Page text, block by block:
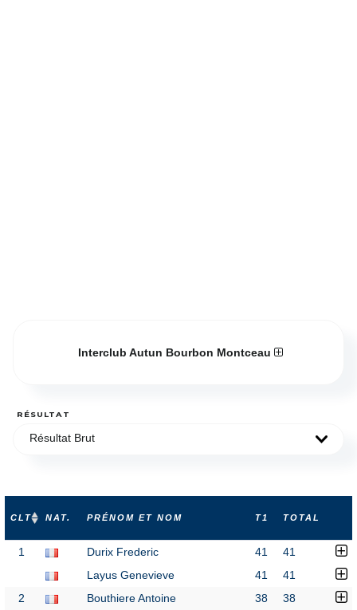
Interclub Autun Bourbon Montceau
RÉSULTAT
Résultat Brut
CLT NAT. PRÉNOM ET NOM T1 TOTAL
1 Durix Frederic 41
41
Layus Genevieve
41
41
2
Bouthiere Antoine 38
38